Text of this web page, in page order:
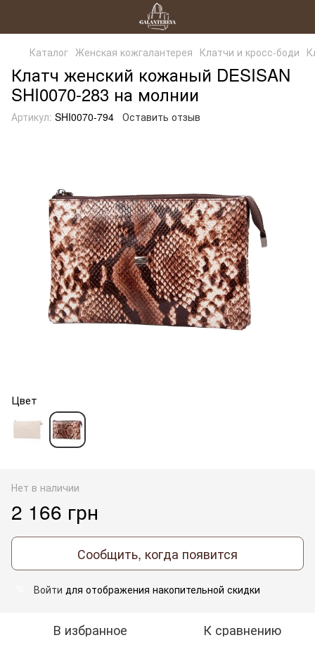
Каталог Женская кожгалантерея Клатчи и кросс-боди
Клатч женский кожаный DESISAN
SHI0070-283 на молнии
Артикул: SHI0070-794 Оставить отзыв
Цвет
Нет в наличии
2 166 грн
Сообщить, когда появится
Войти для отображения накопительной скидки
В избранное К сравнению